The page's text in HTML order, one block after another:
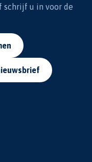
schrijf u in voor de